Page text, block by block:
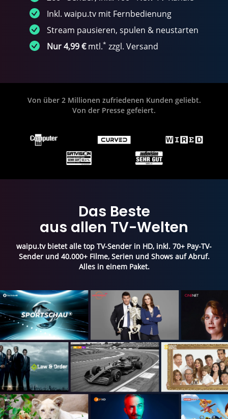
Inkl. waipu.tv mit Fernbedienung
Stream pausieren, spulen & neustarten
Nur 4,99 €mtl.* zzgl. Versand
Von über 2 Millionen zufriedenen Kunden geliebt.
Von der Presse gefeiert.
Das Beste
aus allen TV-Welten
waipu.tv bietet alle top TV-Sender in HD, inkl. 70+ Pay-TV-
Sender und 40.000+ Filme, Serien und Shows auf Abruf.
Alles in einem Paket.